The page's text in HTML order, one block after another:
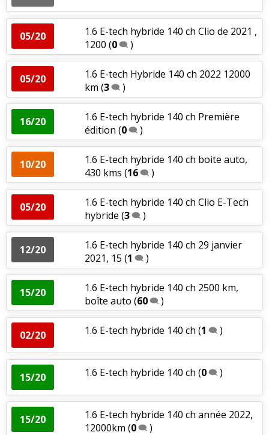
05/20
1.6 E-tech hybride 140 ch Clio de 2021 ,
1200 (0 )
05/20
1.6 E-tech Hybride 140 ch 2022 12000
km (3 )
16/20
1.6 E-tech hybride 140 ch Première
édition (0 )
10/20
1.6 E-tech hybride 140 ch boite auto,
430 kms (16 )
05/20
1.6 E-tech hybride 140 ch Clio E-Tech
hybride (3 )
12/20
1.6 E-tech hybride 140 ch 29 janvier
2021, 15 (1 )
15/20
1.6 E-tech hybride 140 ch 2500 km,
boîte auto (60 )
02/20 1.6 E-tech hybride 140 ch (1 )
15/20 1.6 E-tech hybride 140 ch (0 )
15/20
1.6 E-tech hybride 140 ch année 2022,
12000km (0 )